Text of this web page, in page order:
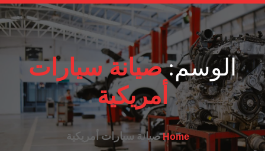
الوسم:صيانة سيارات
أمريكية
Homeصيانة سيارات أمريكية